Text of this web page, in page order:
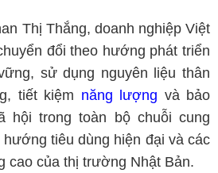
Thị Thắng, doanh nghiệp Việt
đổi theo hướng phát triển
sử dụng nguyên liệu thân
tiết kiệm năng lượng và bảo
hội trong toàn bộ chuỗi cung
tiêu dùng hiện đại và các
cao của thị trường Nhật Bản.